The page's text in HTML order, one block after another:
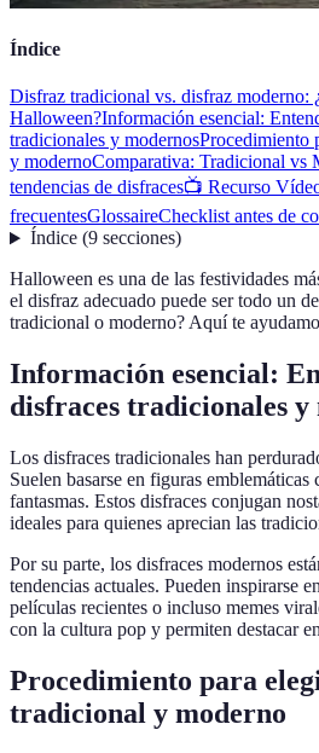
Índice
Disfraz tradicional vs. disfraz moderno:
Halloween?Información esencial:
tradicionales y modernosProcedimiento
y modernoComparativa: Tradicional vs
tendencias de disfraces📺 Recurso
frecuentesGlossaireChecklist antes de
Índice(9 secciones)
Halloween es una de las festividades
el disfraz adecuado puede ser todo un
tradicional o moderno? Aquí te
Información esencial:
disfraces tradicionales y
Los disfraces tradicionales han
Suelen basarse en figuras
fantasmas. Estos disfraces conjugan
ideales para quienes aprecian las
Por su parte, los disfraces modernos
tendencias actuales. Pueden inspirarse
películas recientes o incluso memes
con la cultura pop y permiten destacar
Procedimiento para
tradicional y moderno